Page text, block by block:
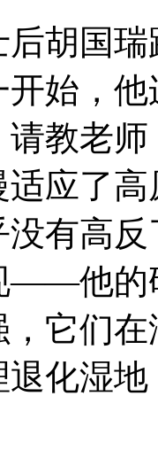
国瑞
开始，
教老
应了
有高
——他的
它们
化湿